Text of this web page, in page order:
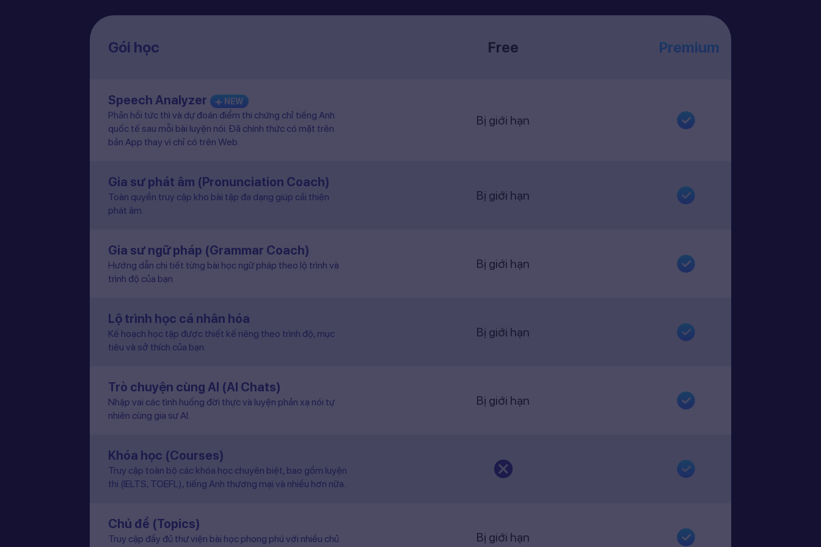
Gói học Free Premium
Speech Analyzer NEW
Phản hồi tức thì và dự đoán điểm thi chứng chỉ tiếng Anh
quốc tế sau mỗi bài luyện nói. Đã chính thức có mặt trên
bản App thay vì chỉ có trên Web.
Bị giới hạn
Gia sư phát âm (Pronunciation Coach)
Toàn quyền truy cập kho bài tập đa dạng giúp cải thiện
phát âm.
Bị giới hạn
Gia sư ngữ pháp (Grammar Coach)
Hướng dẫn chi tiết từng bài học ngữ pháp theo lộ trình và
trình độ của bạn
Bị giới hạn
Lộ trình học cá nhân hóa
Kế hoạch học tập được thiết kế riêng theo trình độ, mục
tiêu và sở thích của bạn.
Bị giới hạn
Trò chuyện cùng AI (AI Chats)
Nhập vai các tình huống đời thực và luyện phản xạ nói tự
nhiên cùng gia sư AI.
Bị giới hạn
Khóa học (Courses)
Truy cập toàn bộ các khóa học chuyên biệt, bao gồm luyện
thi (IELTS, TOEFL), tiếng Anh thương mại và nhiều hơn nữa.
Chủ đề (Topics)
Truy cập đầy đủ thư viện bài học phong phú với nhiều chủ
Bị giới hạn